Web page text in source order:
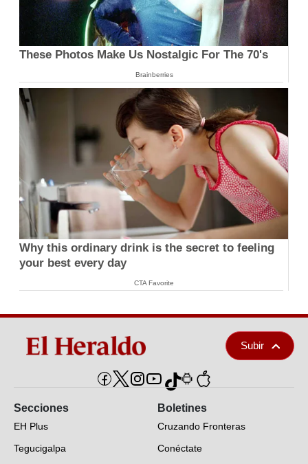
These Photos Make Us Nostalgic For The 70's
Brainberries
Why this ordinary drink is the secret to feeling
your best every day
CTA Favorite
Subir
Secciones
EH Plus
Tegucigalpa
Boletines
Cruzando Fronteras
Conéctate